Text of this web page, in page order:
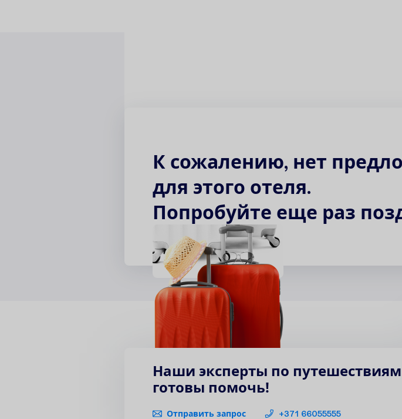
К сожалению, нет предло
для этого отеля.
Попробуйте еще раз поз
Наши эксперты по путешествиям
готовы помочь!
Отправить запрос +371 66055555